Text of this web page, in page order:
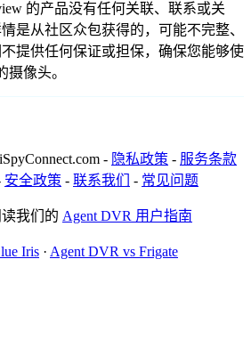
的产品没有任何关联、联系或关
是从社区众包获得的，可能不完整、
提供任何保证或担保，确保您能够使
摄像头。
- 隐私政策 - 服务条款
安全政策 - 联系我们 - 常见问题
我们的 Agent DVR 用户指南
Iris · Agent DVR vs Frigate